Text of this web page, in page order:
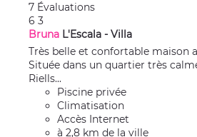
7 Évaluations
6 3
Bruna L'Escala - Villa
Très belle et confortable maison
Située dans un quartier très
Riells...
Piscine privée
Climatisation
Accès Internet
à 2,8 km de la ville